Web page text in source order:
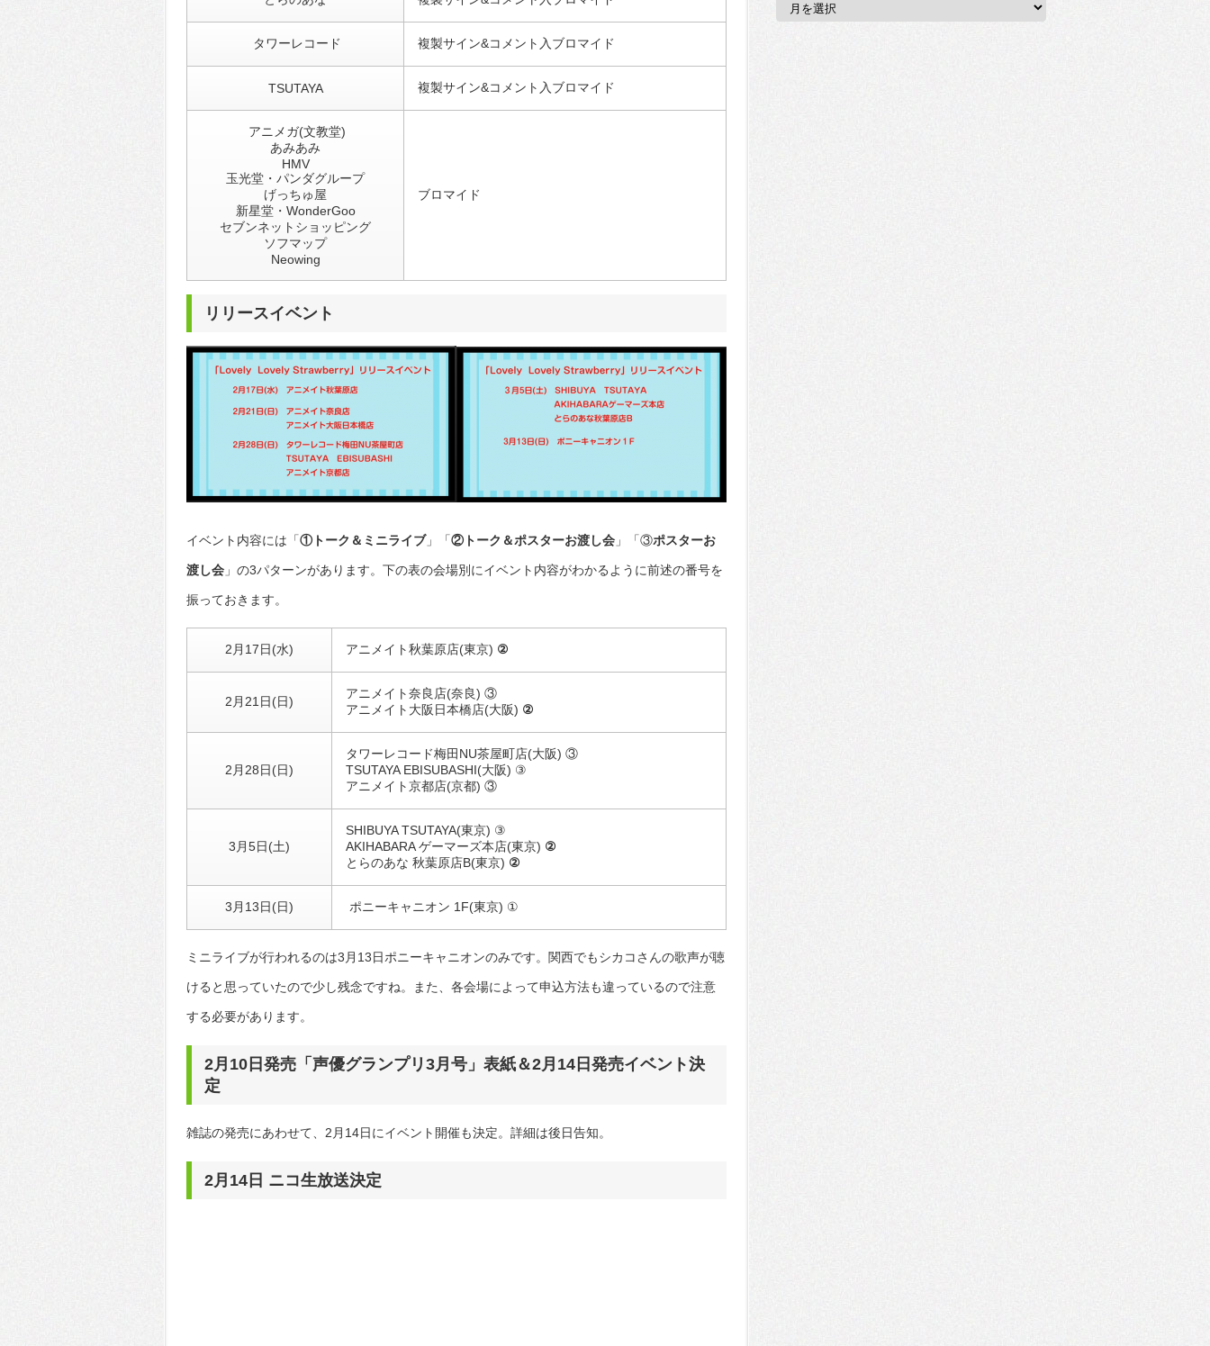
タワーレコード 複製サイン&コメント入ブロマイド
TSUTAYA 複製サイン&コメント入ブロマイド
アニメガ(文教堂)
あみあみ
HMV
玉光堂・パンダグループ
げっちゅ屋
新星堂・WonderGoo
セブンネットショッピング
ソフマップ
Neowing
ブロマイド
リリースイベント
イベント内容には「①トーク＆ミニライブ」「②トーク＆ポスターお渡し会 」「③ポスターお
渡し会 」の3パターンがあります。下の表の会場別にイベント内容がわかるように前述の番号を
振っておきます。
2月17日(水) アニメイト秋葉原店(東京) ②
2月21日(日)
アニメイト奈良店(奈良) ③
アニメイト大阪日本橋店(大阪) ②
2月28日(日)
タワーレコード梅田NU茶屋町店(大阪) ③
TSUTAYA EBISUBASHI(大阪) ③
アニメイト京都店(京都) ③
3月5日(土)
SHIBUYA TSUTAYA(東京) ③
AKIHABARA ゲーマーズ本店(東京) ②
とらのあな 秋葉原店B(東京) ②
3月13日(日) ポニーキャニオン 1F(東京) ①
ミニライブが行われるのは3月13日ポニーキャニオンのみです。関西でもシカコさんの歌声が聴
けると思っていたので少し残念ですね。また、各会場によって申込方法も違っているので注意
する必要があります。
2月10日発売「声優グランプリ3月号」表紙＆2月14日発売イベント決
定
雑誌の発売にあわせて、2月14日にイベント開催も決定。詳細は後日告知。
2月14日 ニコ生放送決定